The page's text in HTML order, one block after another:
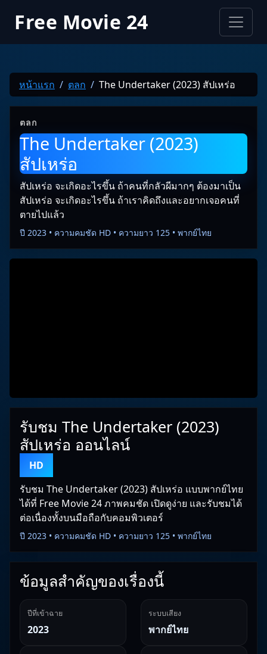
Free Movie 24
หน้าแรก ตลก The Undertaker (2023) สัปเหร่อ
ตลก
The Undertaker (2023)
สัปเหร่อ
สัปเหร่อ จะเกิดอะไรขึ้น ถ้าคนที่กลัวผีมากๆ ต้องมาเป็น
สัปเหร่อ จะเกิดอะไรขึ้น ถ้าเราคิดถึงและอยากเจอคนที่
ตายไปแล้ว
ปี 2023 • ความคมชัด HD • ความยาว 125 • พากย์ไทย
รับชม The Undertaker (2023)
สัปเหร่อ ออนไลน์
HD
รับชม The Undertaker (2023) สัปเหร่อ แบบพากย์ไทย
ได้ที่ Free Movie 24 ภาพคมชัด เปิดดูง่าย และรับชมได้
ต่อเนื่องทั้งบนมือถือกับคอมพิวเตอร์
ปี 2023 • ความคมชัด HD • ความยาว 125 • พากย์ไทย
ข้อมูลสำคัญของเรื่องนี้
ปีที่เข้าฉาย
2023
ระบบเสียง
พากย์ไทย